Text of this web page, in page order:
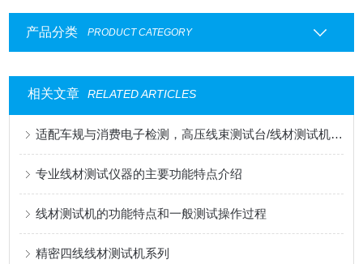
产品分类 PRODUCT CATEGORY
相关文章 RELATED ARTICLES
适配车规与消费电子检测，高压线束测试台/线材测试机应用解读
专业线材测试仪器的主要功能特点介绍
线材测试机的功能特点和一般测试操作过程
精密四线线材测试机系列